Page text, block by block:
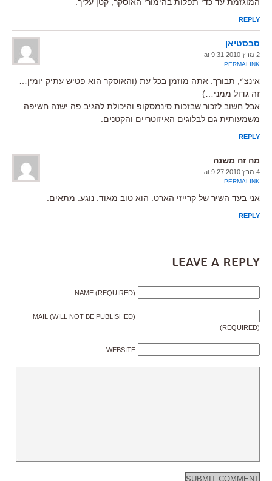
REPLY
סבסטיאן
2 מרץ 2010 at 9:31
PERMALINK
אינצ'י, תבורך. אתה מוזמן בכל עת (והאוסקר הוא פטיש עתיק יומין…
זה גדול ממני…)
אבל חשוב לזכור שבזכות סינמסקופ והיכולת להגיב פה ישנה חשיפה
משמעותית גם לבלוגים האיזוטריים והקטנים.
REPLY
מה זה משנה
4 מרץ 2010 at 9:27
PERMALINK
אני בעד השיר של קרייזי הארט. הוא טוב מאוד. נוגע. מתאים.
REPLY
Leave a Reply
NAME (REQUIRED)
MAIL (WILL NOT BE PUBLISHED)
(REQUIRED)
WEBSITE